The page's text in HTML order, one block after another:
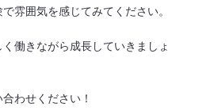
雰囲気を感じてみてください。
働きながら成長していきましょ
わせください！